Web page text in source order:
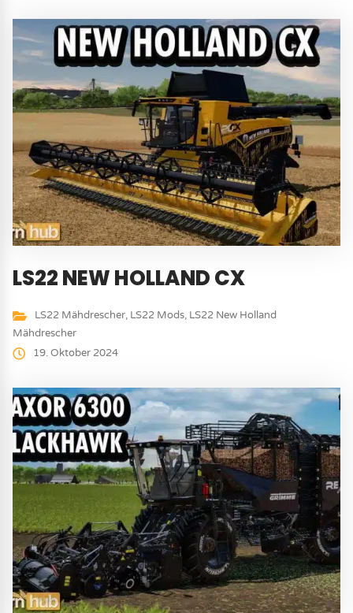
LS22 NEW HOLLAND CX
LS22 Mähdrescher, LS22 Mods, LS22 New Holland
Mähdrescher
19. Oktober 2024